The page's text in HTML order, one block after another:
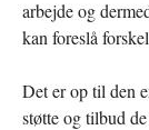
arbejde og
kan foreslå
Det er op til den
støtte og tilbud